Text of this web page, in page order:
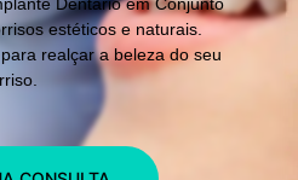
estéticos e naturais.
realçar a beleza do seu